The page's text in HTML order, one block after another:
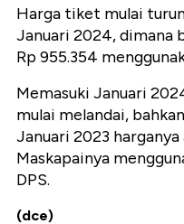
Harga tiket mulai
Januari 2024, dimana
Rp 955.354
Memasuki Januari
mulai melandai,
Januari 2023 harganya
Maskapainya
DPS.
(dce)